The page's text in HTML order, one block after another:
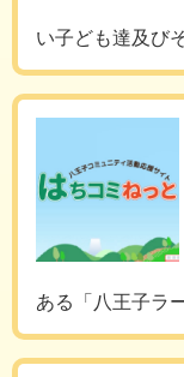
い子ども達及び
ある「八王子ラ